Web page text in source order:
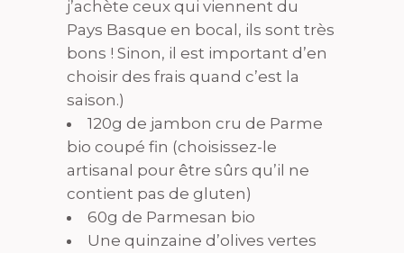
j’achète ceux qui viennent du
Pays Basque en bocal, ils sont très
bons ! Sinon, il est important d’en
choisir des frais quand c’est la
saison.)
120g de jambon cru de Parme
bio coupé fin (choisissez-le
artisanal pour être sûrs qu’il ne
contient pas de gluten)
60g de Parmesan bio
Une quinzaine d’olives vertes